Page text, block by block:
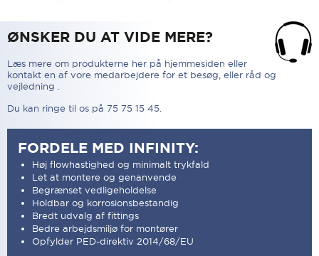
ØNSKER DU AT VIDE MERE?
Læs mere om produkterne her på hjemmesiden eller
kontakt en af vore medarbejdere for et besøg, eller råd og
vejledning .
Du kan ringe til os på 75 75 15 45.
FORDELE MED INFINITY:
Høj flowhastighed og minimalt trykfald
Let at montere og genanvende
Begrænset vedligeholdelse
Holdbar og korrosionsbestandig
Bredt udvalg af fittings
Bedre arbejdsmiljø for montører
Opfylder PED-direktiv 2014/68/EU